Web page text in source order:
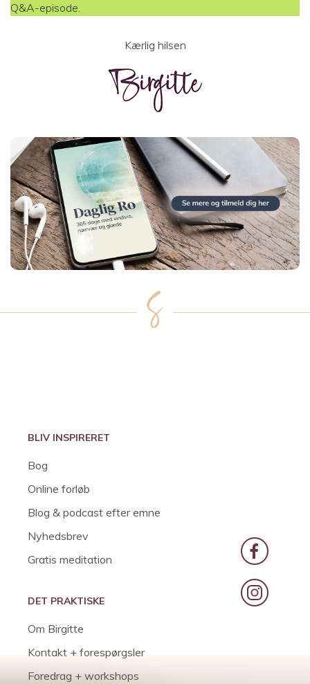
Q&A-episode.
Kærlig hilsen
BLIV INSPIRERET
Bog
Online forløb
Blog & podcast efter emne
Nyhedsbrev
Gratis meditation
DET PRAKTISKE
Om Birgitte
Kontakt + forespørgsler
Foredrag + workshops